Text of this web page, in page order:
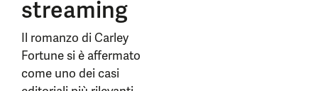
streaming
Il romanzo di Carley
Fortune si è affermato
come uno dei casi